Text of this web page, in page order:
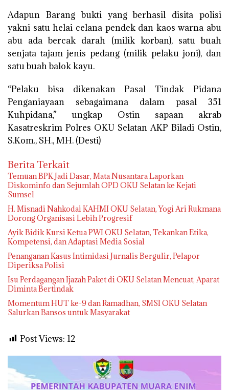
Adapun Barang bukti yang berhasil disita polisi
yakni satu helai celana pendek dan kaos warna abu
abu ada bercak darah (milik korban), satu buah
senjata tajam jenis pedang (milik pelaku joni), dan
satu buah balok kayu.
“Pelaku bisa dikenakan Pasal Tindak Pidana
Penganiayaan sebagaimana dalam pasal 351
Kuhpidana,” ungkap Ostin sapaan akrab
Kasatreskrim Polres OKU Selatan AKP Biladi Ostin,
S.Kom., SH., MH. (Desti)
Berita Terkait
Temuan BPK Jadi Dasar, Mata Nusantara Laporkan
Diskominfo dan Sejumlah OPD OKU Selatan ke Kejati
Sumsel
H. Misnadi Nahkodai KAHMI OKU Selatan, Yogi Ari Rukmana
Dorong Organisasi Lebih Progresif
Ayik Bidik Kursi Ketua PWI OKU Selatan, Tekankan Etika,
Kompetensi, dan Adaptasi Media Sosial
Penanganan Kasus Intimidasi Jurnalis Bergulir, Pelapor
Diperiksa Polisi
Isu Perdagangan Ijazah Paket di OKU Selatan Mencuat, Aparat
Diminta Bertindak
Momentum HUT ke-9 dan Ramadhan, SMSI OKU Selatan
Salurkan Bansos untuk Masyarakat
Post Views: 12